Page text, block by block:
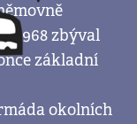
1968 zbýval
základní
okolních